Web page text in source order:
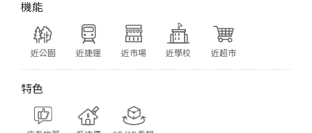
機能
近公園 近捷運 近市場 近學校 近超市
特色